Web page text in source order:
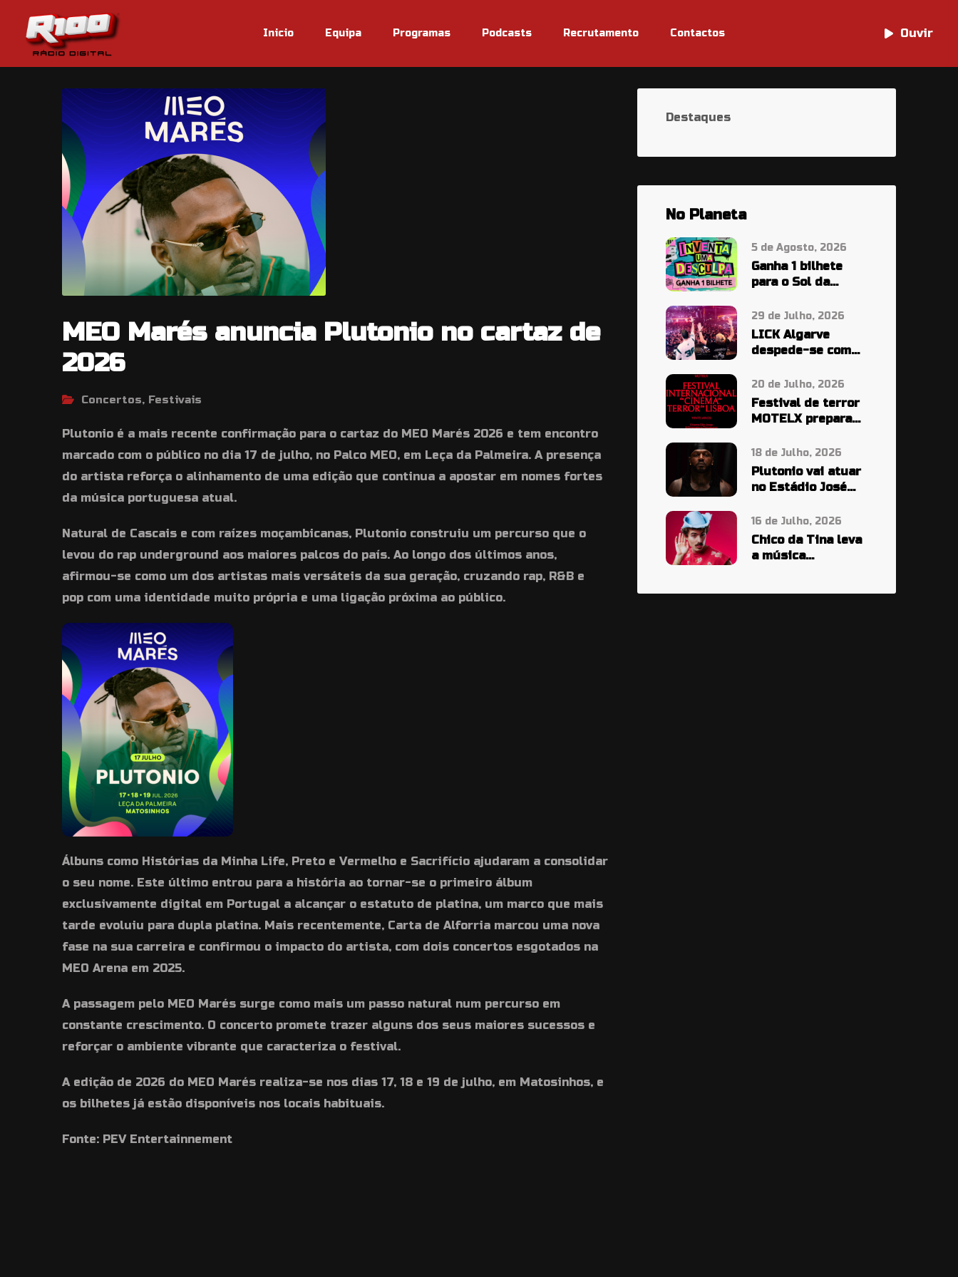
Inicio Equipa Programas Podcasts Recrutamento Contactos Ouvir
Ouvir
MEO Marés anuncia Plutonio no cartaz de
2026
Concertos, Festivais
Plutonio é a mais recente confirmação para o cartaz do MEO Marés 2026 e tem encontro
marcado com o público no dia 17 de julho, no Palco MEO, em Leça da Palmeira. A presença
do artista reforça o alinhamento de uma edição que continua a apostar em nomes fortes
da música portuguesa atual.
Natural de Cascais e com raízes moçambicanas, Plutonio construiu um percurso que o
levou do rap underground aos maiores palcos do país. Ao longo dos últimos anos,
afirmou-se como um dos artistas mais versáteis da sua geração, cruzando rap, R&B e
pop com uma identidade muito própria e uma ligação próxima ao público.
Álbuns como Histórias da Minha Life, Preto e Vermelho e Sacrifício ajudaram a consolidar
o seu nome. Este último entrou para a história ao tornar-se o primeiro álbum
exclusivamente digital em Portugal a alcançar o estatuto de platina, um marco que mais
tarde evoluiu para dupla platina. Mais recentemente, Carta de Alforria marcou uma nova
fase na sua carreira e confirmou o impacto do artista, com dois concertos esgotados na
MEO Arena em 2025.
A passagem pelo MEO Marés surge como mais um passo natural num percurso em
constante crescimento. O concerto promete trazer alguns dos seus maiores sucessos e
reforçar o ambiente vibrante que caracteriza o festival.
A edição de 2026 do MEO Marés realiza-se nos dias 17, 18 e 19 de julho, em Matosinhos, e
os bilhetes já estão disponíveis nos locais habituais.
Fonte: PEV Entertainnement
Destaques
No Planeta
5 de Agosto, 2026
Ganha 1 bilhete
para o Sol da
29 de Julho, 2026
LICK Algarve
despede-se com
grande
20 de Julho, 2026
Festival de terror
MOTELX prepara
sempre
18 de Julho, 2026
Plutonio vai atuar
no Estádio José
16 de Julho, 2026
Chico da Tina leva
a música